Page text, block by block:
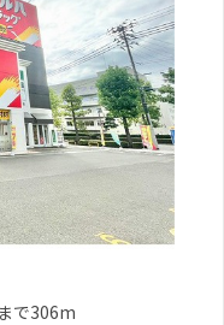
で306m